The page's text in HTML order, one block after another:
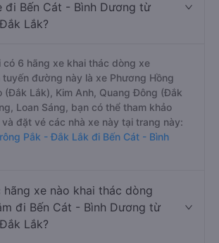
đi Bến Cát - Bình Dương từ
Lắk?
có 6 hãng xe khai thác dòng xe
tuyến đường này là xe Phương Hồng
(Đắk Lắk), Kim Anh, Quang Đông (Đắk
Loan Sáng, bạn có thể tham khảo
đặt vé các nhà xe này tại trang này:
Pắk - Đắk Lắk đi Bến Cát - Bình
hãng xe nào khai thác dòng
đi Bến Cát - Bình Dương từ
Lắk?